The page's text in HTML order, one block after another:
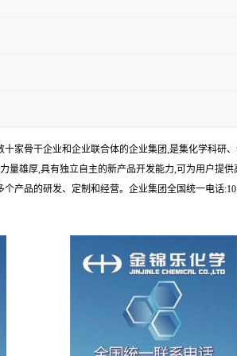
家骨干企业和企业联合体的企业集团,是集化学科研
雄厚,具有独立自主的新产品开发能力,可为用户提
产品的研发、定制和经营。企业集团全国统一电话